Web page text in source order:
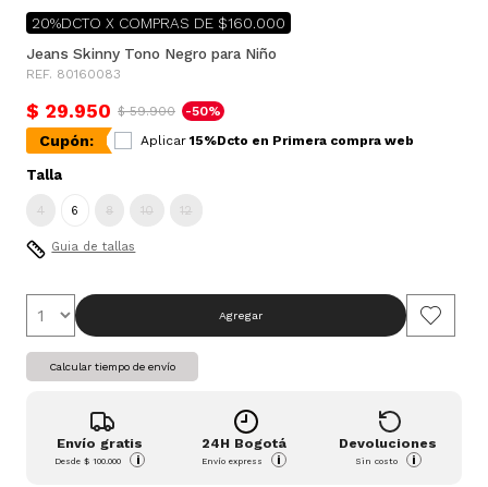
20%DCTO X COMPRAS DE $160.000
Jeans Skinny Tono Negro para Niño
REF. 80160083
$ 29.950 $ 59.900 -50%
Cupón: Aplicar 15%Dcto en Primera compra web
Talla
4 6 8 10 12
Guia de tallas
Agregar
Calcular tiempo de envío
Envío gratis
Desde$ 100.000 i
24H Bogotá
Envío express i
Devoluciones
Sin costo i